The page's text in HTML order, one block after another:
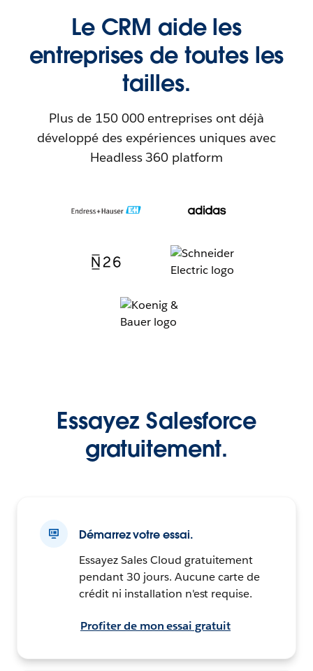
Le CRM aide les
entreprises de toutes les
tailles.
Plus de 150 000 entreprises ont déjà
développé des expériences uniques avec
Headless 360 platform
Essayez Salesforce
gratuitement.
Démarrez votre essai.
Essayez Sales Cloud gratuitement
pendant 30 jours. Aucune carte de
crédit ni installation n'est requise.
Profiter de mon essai gratuit